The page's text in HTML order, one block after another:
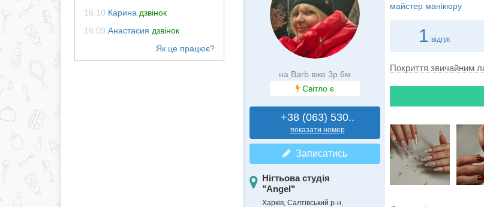
16:10 Карина дзвінок
16:09 Анастасия дзвінок
на Barb вже 3р 6м
Світло є
+38 (063) 530..
показати номер
Записатись
Нігтьова студія
"Angel"
Харків, Салтівський р-н,
майстер манікюру
1 відгук
Покриття звичайним